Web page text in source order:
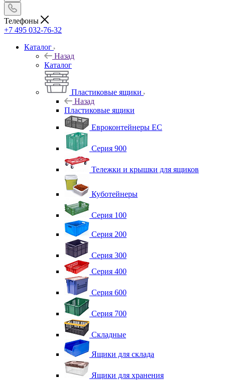
Телефоны
+7 495 032-76-32
Каталог
Назад
Каталог
Пластиковые ящики
Назад
Пластиковые ящики
Евроконтейнеры ЕС
Серия 900
Тележки и крышки для ящиков
Куботейнеры
Серия 100
Серия 200
Серия 300
Серия 400
Серия 600
Серия 700
Складные
Ящики для склада
Ящики для хранения